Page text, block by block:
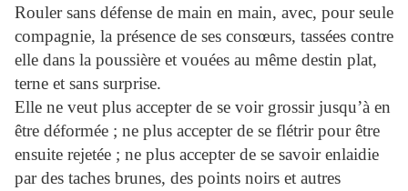
Rouler sans défense de main en main, avec, pour seule
compagnie, la présence de ses consœurs, tassées contre
elle dans la poussière et vouées au même destin plat,
terne et sans surprise.
Elle ne veut plus accepter de se voir grossir jusqu’à en
être déformée ; ne plus accepter de se flétrir pour être
ensuite rejetée ; ne plus accepter de se savoir enlaidie
par des taches brunes, des points noirs et autres